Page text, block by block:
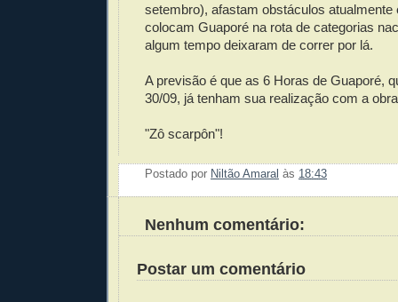
setembro), afastam obstáculos atualmente
colocam Guaporé na rota de categorias
algum tempo deixaram de correr por lá.
A previsão é que as 6 Horas de Guaporé,
30/09, já tenham sua realização com a
"Zô scarpôn"!
Postado por Niltão Amaral às 18:43
Nenhum comentário:
Postar um comentário